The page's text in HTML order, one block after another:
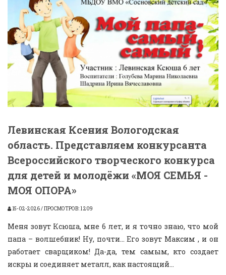
Левинская Ксения Вологодская
область. Представляем конкурсанта
Всероссийского творческого конкурса
для детей и молодёжи «МОЯ СЕМЬЯ -
МОЯ ОПОРА»
15-02-2026 / ПРОСМОТРОВ: 1 209
Меня зовут Ксюша, мне 6 лет, и я точно знаю, что мой
папа – волшебник! Ну, почти… Его зовут Максим , и он
работает сварщиком! Да-да, тем самым, кто создает
искры и соединяет металл, как настоящий...